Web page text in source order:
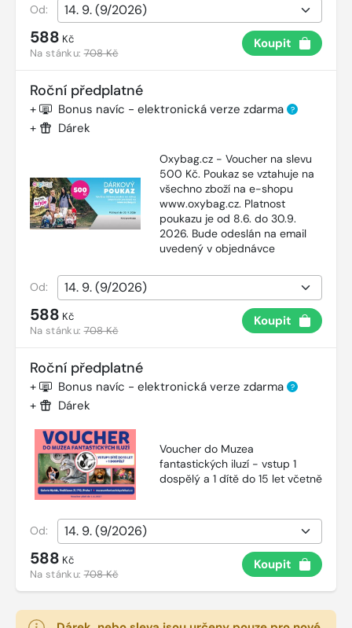
Od:
588 Kč
Na stánku:708 Kč
Koupit
Roční předplatné
+ Bonus navíc - elektronická verze zdarma ?
+ Dárek
Oxybag.cz - Voucher na slevu
500 Kč. Poukaz se vztahuje na
všechno zboží na e-shopu
www.oxybag.cz. Platnost
poukazu je od 8.6. do 30.9.
2026. Bude odeslán na email
uvedený v objednávce
Od:
588 Kč
Na stánku:708 Kč
Koupit
Roční předplatné
+ Bonus navíc - elektronická verze zdarma ?
+ Dárek
Voucher do Muzea
fantastických iluzí - vstup 1
dospělý a 1 dítě do 15 let včetně
Od:
588 Kč
Na stánku:708 Kč
Koupit